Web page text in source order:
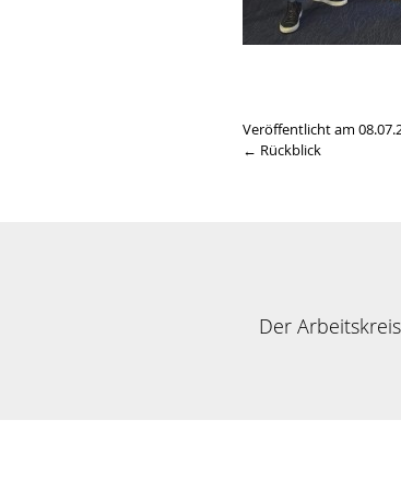
Veröffentlicht am
← Rückblick
Der